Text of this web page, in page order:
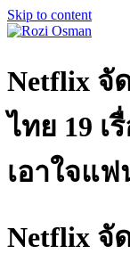
Skip to content
Netflix จั
ไทย 19 เ
เอาใจแ
Netflix จั